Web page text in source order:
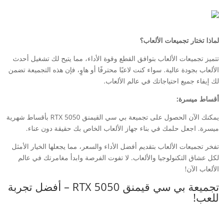
لماذا تختار تجميعات الألعاب؟
تتميز تجميعات الألعاب بتوافق القطع وقوة الأداء، مما يتيح لك تشغيل أحدث
الألعاب بجودة عالية. سواء كنت لاعبًا محترفًا أو هاوٍ، فإن هذه التجميعة تضمن
لك إيفاء جميع احتياجاتك في عالم الألعاب.
أقساط ميسرة:
يمكنك الآن الحصول على تجميعة بي سي القيمنق RTX 5050 بأقساط شهرية
ميسرة. اجعل حلمك في بناء جهاز الألعاب الخاص بك حقيقة دون عناء.
تفخر تجميعات الألعاب بتقديم أفضل الأداء والسعر، مما يجعلها الخيار الأمثل
لكل عشاق التكنولوجيا والألعاب. لا تفوت الفرصة وابدأ مغامرتك في عالم
الألعاب الآن!
تجميعة بي سي قيمنق RTX 5050 – أفضل تجربة
للعب!